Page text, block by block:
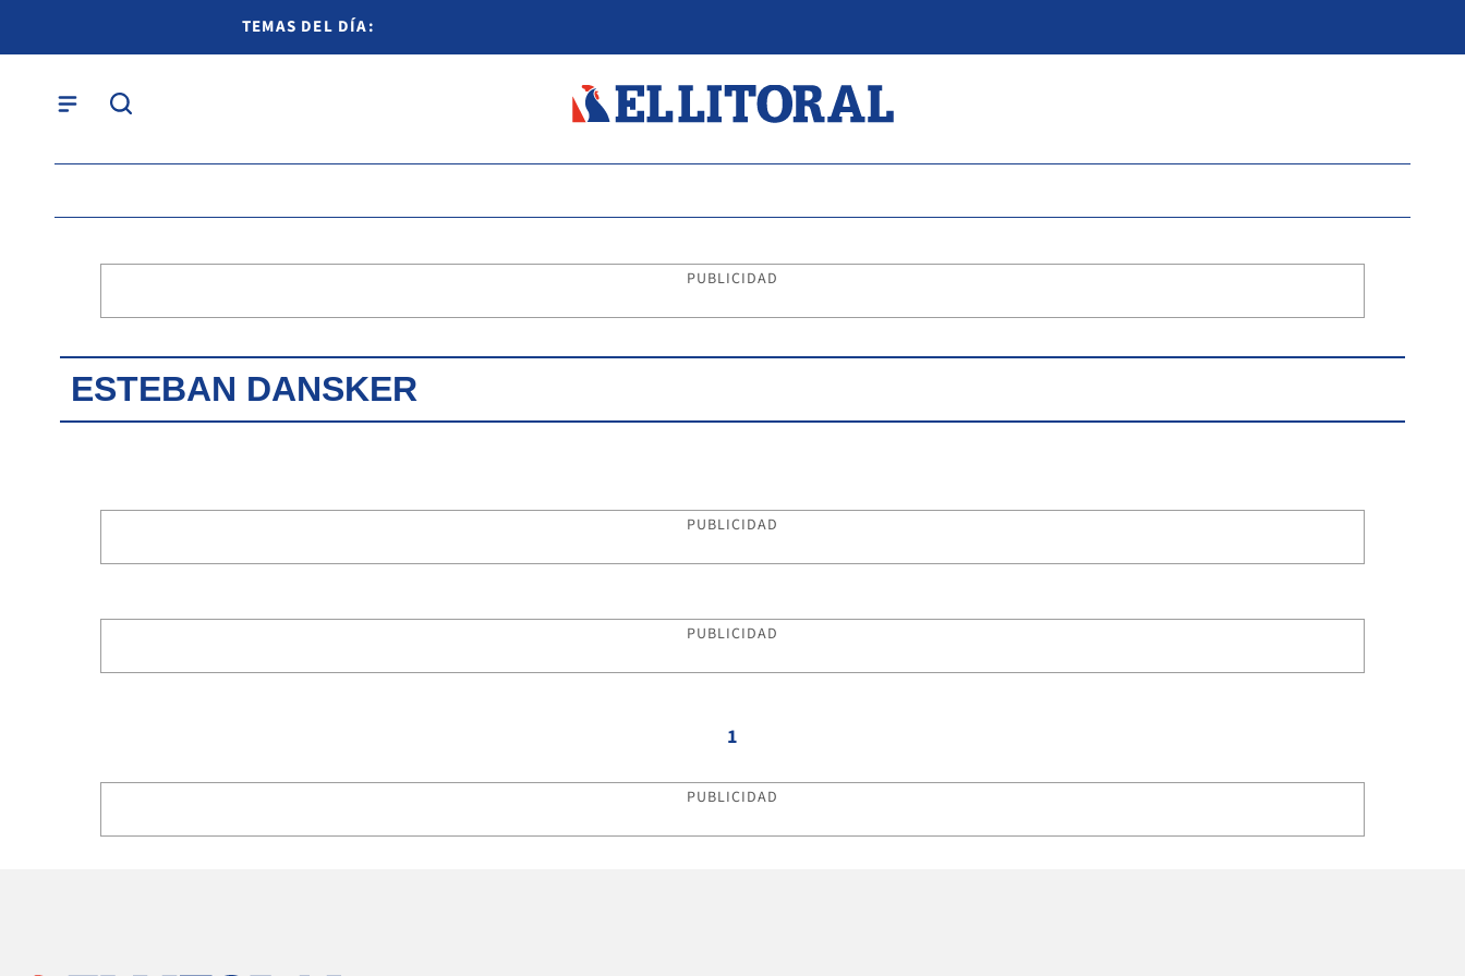
TEMAS DEL DÍA:
PUBLICIDAD
ESTEBAN DANSKER
PUBLICIDAD
PUBLICIDAD
1
PUBLICIDAD